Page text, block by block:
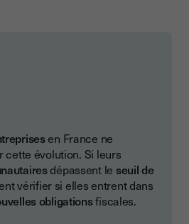
en France ne
cette évolution. Si leurs
dépassent le seuil de
vérifier si elles entrent dans
obligationsfiscales.